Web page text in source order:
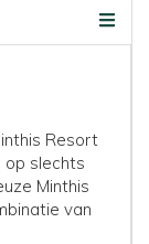
Resort
op slechts
Minthis
van